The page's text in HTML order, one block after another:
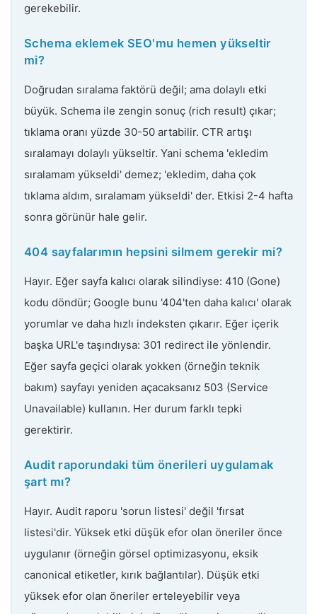
gerekebilir.
Schema eklemek SEO'mu hemen yükseltir
mi?
Doğrudan sıralama faktörü değil; ama dolaylı etki
büyük. Schema ile zengin sonuç (rich result) çıkar;
tıklama oranı yüzde 30-50 artabilir. CTR artışı
sıralamayı dolaylı yükseltir. Yani schema 'ekledim
sıralamam yükseldi' demez; 'ekledim, daha çok
tıklama aldım, sıralamam yükseldi' der. Etkisi 2-4 hafta
sonra görünür hale gelir.
404 sayfalarımın hepsini silmem gerekir mi?
Hayır. Eğer sayfa kalıcı olarak silindiyse: 410 (Gone)
kodu döndür; Google bunu '404'ten daha kalıcı' olarak
yorumlar ve daha hızlı indeksten çıkarır. Eğer içerik
başka URL'e taşındıysa: 301 redirect ile yönlendir.
Eğer sayfa geçici olarak yokken (örneğin teknik
bakım) sayfayı yeniden açacaksanız 503 (Service
Unavailable) kullanın. Her durum farklı tepki
gerektirir.
Audit raporundaki tüm önerileri uygulamak
şart mı?
Hayır. Audit raporu 'sorun listesi' değil 'fırsat
listesi'dir. Yüksek etki düşük efor olan öneriler önce
uygulanır (örneğin görsel optimizasyonu, eksik
canonical etiketler, kırık bağlantılar). Düşük etki
yüksek efor olan öneriler erteleyebilir veya